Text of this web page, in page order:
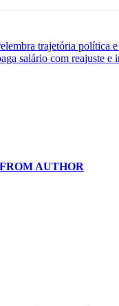
trajetória política
salário com reajuste
AUTHOR